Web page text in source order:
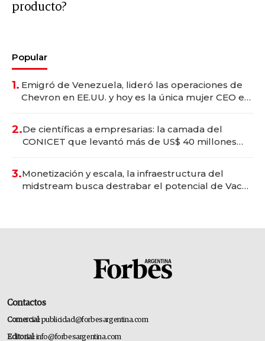
producto?
Popular
1. Emigró de Venezuela, lideró las operaciones de
Chevron en EE.UU. y hoy es la única mujer CEO en
2.De científicas a empresarias: la camada del
CONICET que levantó más de US$ 40 millones
3.Monetización y escala, la infraestructura del
midstream busca destrabar el potencial de Vaca
Contactos
Comercial:publicidad@forbesargentina.com
Editorial:info@forbesargentina.com